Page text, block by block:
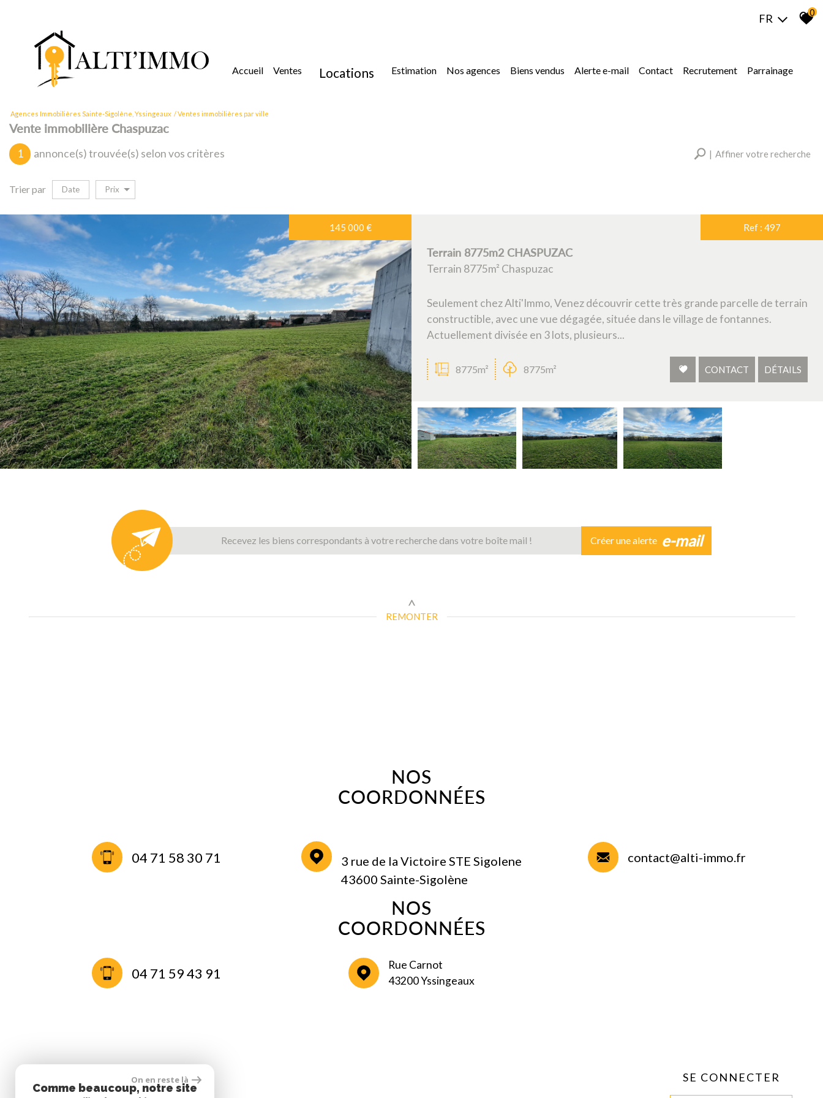
FR 0
accueil ventes locations estimation nos agences biens vendus alerte e-mail contact recrutement parrainage
Agences Immobilières Sainte-Sigolène, Yssingeaux Ventes immobilières par ville
Vente immobilière Chaspuzac
1 annonce(s) trouvée(s) selon vos critères Affiner votre recherche
5KM
Critères supplémentaires
Piscine Parking Terrasse
Plus de critères
Trier par Date Prix
145 000 € Ref : 497
Terrain 8775m2 CHASPUZAC
Terrain 8775m² Chaspuzac
Seulement chez Alti'Immo, Venez découvrir cette très grande parcelle de terrain
constructible, avec une vue dégagée, située dans le village de fontannes.
Actuellement divisée en 3 lots, plusieurs...
8775m² 8775m² CONTACT DÉTAILS
Recevez les biens correspondants à votre recherche dans votre boîte mail ! Créer une alerte e-mail
REMONTER
NOS
COORDONNÉES
04 71 58 30 71 contact@alti-immo.fr
3 rue de la Victoire STE Sigolene
43600 Sainte-Sigolène
NOS
COORDONNÉES
04 71 59 43 91
Rue Carnot
43200 Yssingeaux
SE CONNECTER
On en reste là
Comme beaucoup, notre site